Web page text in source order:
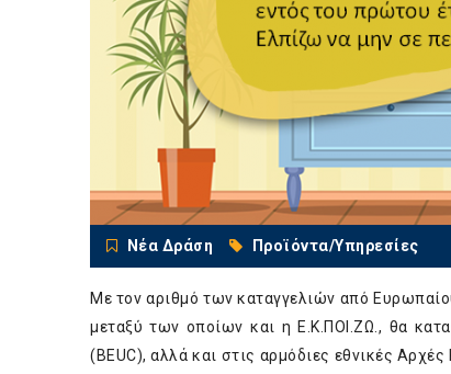
Νέα Δράση Προϊόντα/Υπηρεσίες
Με τον αριθμό των καταγγελιών από
μεταξύ των οποίων και η Ε.Κ.ΠΟΙ.ΖΩ., θα
(BEUC), αλλά και στις αρμόδιες εθνικές